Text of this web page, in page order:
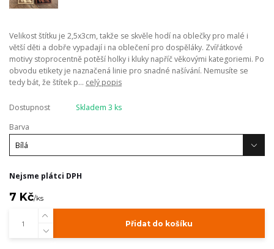
Velikost štítku je 2,5x3cm, takže se skvěle hodí na oblečky pro malé i
větší děti a dobře vypadají i na oblečení pro dospěláky. Zvířátkové
motivy stoprocentně potěší holky i kluky napříč věkovými kategoriemi. Po
obvodu etikety je naznačená linie pro snadné našívání. Nemusíte se
tedy bát, že štítek p... celý popis
Dostupnost
Skladem 3 ks
Barva
Nejsme plátci DPH
7 Kč/ks
Přidat do košíku